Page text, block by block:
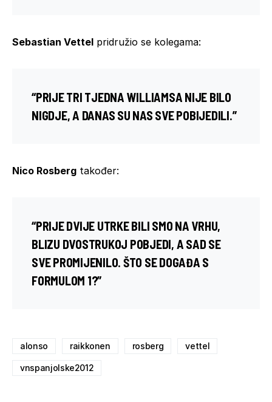
Sebastian Vettel pridružio se kolegama:
“PRIJE TRI TJEDNA WILLIAMSA NIJE BILO
NIGDJE, A DANAS SU NAS SVE POBIJEDILI.”
Nico Rosberg također:
“PRIJE DVIJE UTRKE BILI SMO NA VRHU,
BLIZU DVOSTRUKOJ POBJEDI, A SAD SE
SVE PROMIJENILO. ŠTO SE DOGAĐA S
FORMULOM 1?”
alonso raikkonen rosberg vettel
vnspanjolske2012